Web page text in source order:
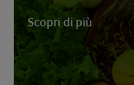
Scopri di più